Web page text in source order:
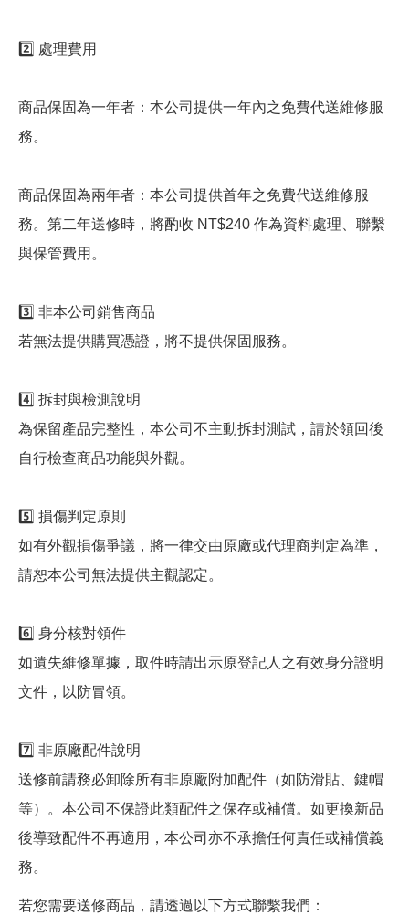
2️⃣ 處理費用
商品保固為一年者：本公司提供一年內之免費代送維修服
務。
商品保固為兩年者：本公司提供首年之免費代送維修服
務。第二年送修時，將酌收 NT$240 作為資料處理、聯繫
與保管費用。
3️⃣ 非本公司銷售商品
若無法提供購買憑證，將不提供保固服務。
4️⃣ 拆封與檢測說明
為保留產品完整性，本公司不主動拆封測試，請於領回後
自行檢查商品功能與外觀。
5️⃣ 損傷判定原則
如有外觀損傷爭議，將一律交由原廠或代理商判定為準，
請恕本公司無法提供主觀認定。
6️⃣ 身分核對領件
如遺失維修單據，取件時請出示原登記人之有效身分證明
文件，以防冒領。
7️⃣ 非原廠配件說明
送修前請務必卸除所有非原廠附加配件（如防滑貼、鍵帽
等）。本公司不保證此類配件之保存或補償。如更換新品
後導致配件不再適用，本公司亦不承擔任何責任或補償義
務。
若您需要送修商品，請透過以下方式聯繫我們：